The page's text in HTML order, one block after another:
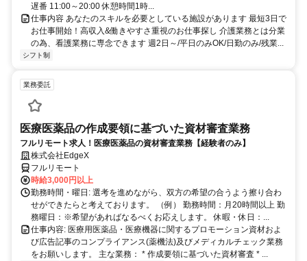
遅番 11:00～20:00 休憩時間1時...
仕事内容 あなたのスキルを必要としている施設があります 最短3日で
お仕事開始！高収入&働きやすさ重視のお仕事探し 介護業務とは分業
の為、看護業務に専念できます 週2日～/平日のみOK/日勤のみ/残業...
シフト制
業務委託
医療医薬品の作成要領に基づいた資材審査業務
フルリモート求人！医療医薬品の資材審査業務【経験者のみ】
株式会社EdgeX
フルリモート
時給3,000円以上
勤務時間・曜日: 選考を進めながら、双方の希望の合うよう擦り合わ
せができたらと考えております。 （例） 勤務時間：月20時間以上 勤
務曜日：※希望があればなるべくお応えします。 休暇・休日：...
仕事内容: 医療用医薬品・医療機器に関するプロモーション資材およ
び広告記事のコンプライアンス(薬機法)及びメディカルチェック業務
をお願いします。 主な業務： * 作成要領に基づいた資材審査 * ...